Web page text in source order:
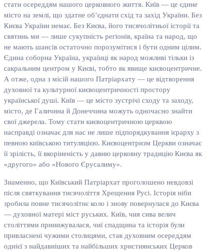
стати осереддям нашого церковного життя. Київ — це єдине
місто на землі, що здатне об’єднати схід та захід України. Без
Києва України немає. Без Києва, його тисячолітньої історії та
святинь ми — лише сукупність регіонів, країна та народ, що
не мають шансів остаточно порозумітися і бути одним цілим.
Єдина соборна Україна, українці як народ можливі тільки із
сакральним центром у Києві, тобто як явище києвоцентричне.
А отже, одна з місій нашого Патріархату — це відтворення
духовної та культурної києвоцентричності простору
української душі. Київ — це місто зустрічі сходу та заходу,
місто, де Галичина й Донеччина можуть одночасно знайти
свої джерела. Тому стати києвоцентричною церквою
насправді означає для нас не лише підпорядкування ієрарху з
певною київською титуляцією. Києвоцентризм Церкви означає
її зрілість, її вкоріненість у давню церковну традицію Києва як
«другого» або «Нового Єрусалиму».
Знаменно, що Київський Патріархат проголошено невдовзі
після святкування тисячоліття Хрещення Русі. Історія ніби
зробила повне тисячолітнє коло і знову повернулася до Києва
— духовної матері міст руських. Київ, чия сива велич
століттями принижувалася, чиї спадщина та історія були
привласнені чужими столицями, став духовним осереддям
однієї з найдавніших та найбільших християнських Церков